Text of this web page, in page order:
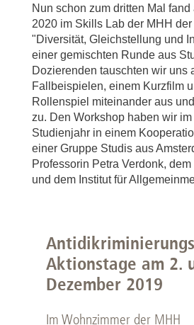
Nun schon zum dritten Mal fand
2020 im Skills Lab der MHH
"Diversität, Gleichstellung und
einer gemischten Runde aus
Dozierenden tauschten wir uns
Fallbeispielen, einem Kurzfilm
Rollenspiel miteinander aus
zu. Den Workshop haben wir im
Studienjahr in einem
einer Gruppe Studis aus
Professorin Petra Verdonk,
und dem Institut für
Aktionstage am 2.
Dezember 2019
Im Wohnzimmer der MHH